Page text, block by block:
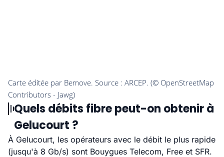
Quels débits fibre peut-on obtenir à
Gelucourt ?
À Gelucourt, les opérateurs avec le débit le plus rapide
(jusqu'à 8 Gb/s) sont Bouygues Telecom, Free et SFR.